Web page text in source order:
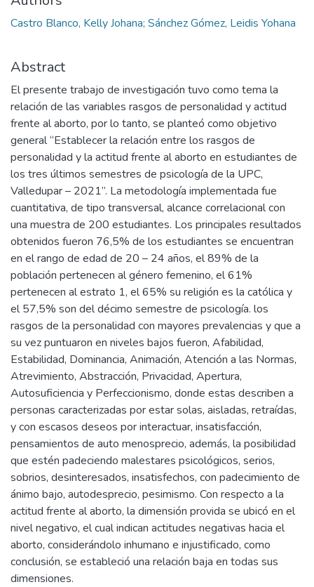
Castro Blanco, Kelly Johana; Sánchez Gómez, Leidis Yohana
Abstract
El presente trabajo de investigación tuvo como tema la
relación de las variables rasgos de personalidad y actitud
frente al aborto, por lo tanto, se planteó como objetivo
general “Establecer la relación entre los rasgos de
personalidad y la actitud frente al aborto en estudiantes de
los tres últimos semestres de psicología de la UPC,
Valledupar – 2021”. La metodología implementada fue
cuantitativa, de tipo transversal, alcance correlacional con
una muestra de 200 estudiantes. Los principales resultados
obtenidos fueron 76,5% de los estudiantes se encuentran
en el rango de edad de 20 – 24 años, el 89% de la
población pertenecen al género femenino, el 61%
pertenecen al estrato 1, el 65% su religión es la católica y
el 57,5% son del décimo semestre de psicología. los
rasgos de la personalidad con mayores prevalencias y que a
su vez puntuaron en niveles bajos fueron, Afabilidad,
Estabilidad, Dominancia, Animación, Atención a las Normas,
Atrevimiento, Abstracción, Privacidad, Apertura,
Autosuficiencia y Perfeccionismo, donde estas describen a
personas caracterizadas por estar solas, aisladas, retraídas,
y con escasos deseos por interactuar, insatisfacción,
pensamientos de auto menosprecio, además, la posibilidad
que estén padeciendo malestares psicológicos, serios,
sobrios, desinteresados, insatisfechos, con padecimiento de
ánimo bajo, autodesprecio, pesimismo. Con respecto a la
actitud frente al aborto, la dimensión provida se ubicó en el
nivel negativo, el cual indican actitudes negativas hacia el
aborto, considerándolo inhumano e injustificado, como
conclusión, se estableció una relación baja en todas sus
dimensiones.